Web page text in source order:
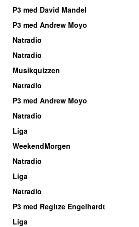
P3 med David Mandel
P3 med Andrew Moyo
Natradio
Natradio
Musikquizzen
Natradio
P3 med Andrew Moyo
Natradio
Liga
WeekendMorgen
Natradio
Liga
Natradio
P3 med Regitze Engelhardt
Liga